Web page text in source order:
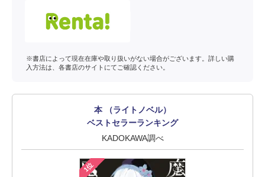
※書店によって現在在庫や取り扱いがない場合がございます。詳しい購
入方法は、各書店のサイトにてご確認ください。
本 （ライトノベル）
ベストセラーランキング
KADOKAWA調べ
1位